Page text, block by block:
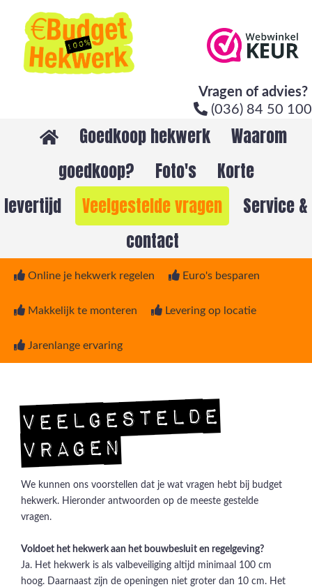
Vragen of advies?
(036) 84 50 100
Goedkoop hekwerk
Waarom
goedkoop?
Foto's
Korte
levertijd
Veelgestelde vragen
Service &
contact
Online je hekwerk regelen Euro's besparen
Makkelijk te monteren Levering op locatie
Jarenlange ervaring
Veelgestelde
vragen
We kunnen ons voorstellen dat je wat vragen hebt bij budget
hekwerk. Hieronder antwoorden op de meeste gestelde
vragen.
Voldoet het hekwerk aan het bouwbesluit en regelgeving?
Ja. Het hekwerk is als valbeveiliging altijd minimaal 100 cm
hoog. Daarnaast zijn de openingen niet groter dan 10 cm. Het